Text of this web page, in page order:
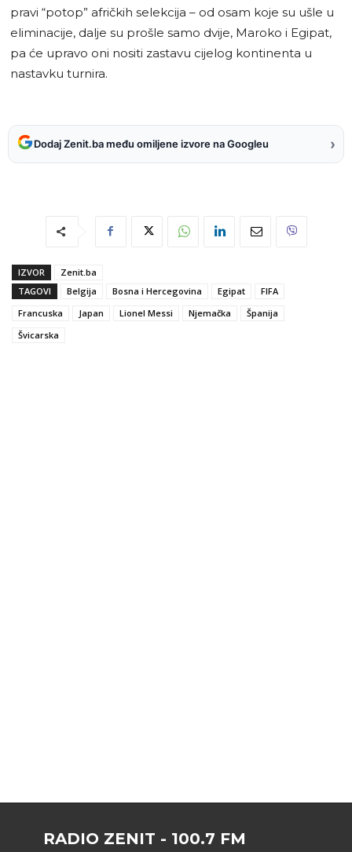
pravi “potop” afričkih selekcija – od osam koje su ušle u
eliminacije, dalje su prošle samo dvije, Maroko i Egipat,
pa će upravo oni nositi zastavu cijelog kontinenta u
nastavku turnira.
Dodaj Zenit.ba među omiljene izvore na Googleu ›
IZVOR
Zenit.ba
TAGOVI
Belgija Bosna i Hercegovina Egipat
FIFA
Francuska
Japan Lionel Messi Njemačka
Španija
Švicarska
RADIO ZENIT - 100.7 FM